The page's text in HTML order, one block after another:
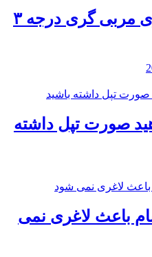
کلاس تئوری مربی گری درجه ۳
صورت تپل داشته
باعث لاغری نمی